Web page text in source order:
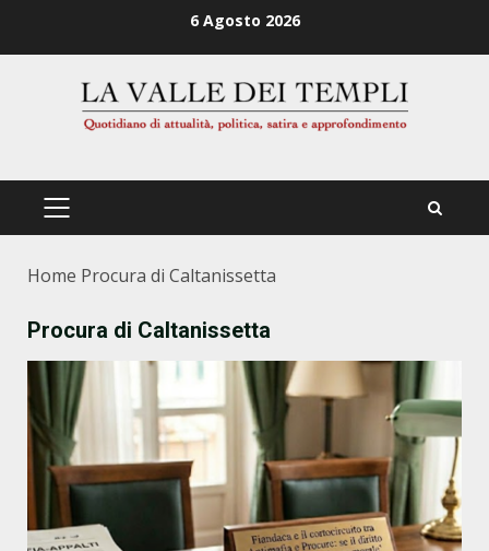
6 Agosto 2026
PRIMÄRES
Home Procura di Caltanissetta
Procura di Caltanissetta